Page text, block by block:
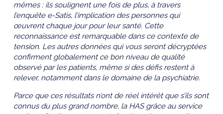
mêmes : ils soulignent une fois de plus, à travers
l’enquête e-Satis, l’implication des personnes qui
œuvrent chaque jour pour leur santé. Cette
reconnaissance est remarquable dans ce contexte de
tension. Les autres données qui vous seront décryptées
confirment globalement ce bon niveau de qualité
observé par les patients, même si des défis restent à
relever, notamment dans le domaine de la psychiatrie.
Parce que ces résultats n’ont de réel intérêt que s’ils sont
connus du plus grand nombre, la HAS grâce au service